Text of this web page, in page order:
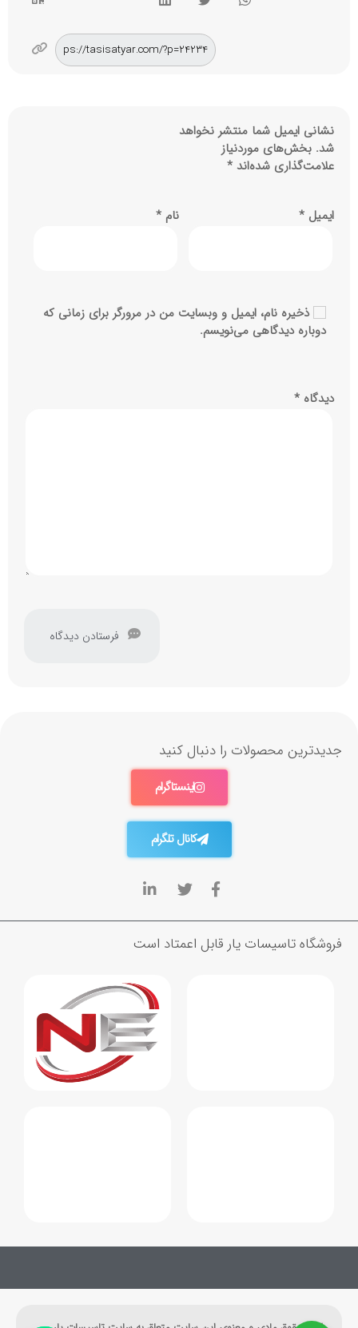
نشانی ایمیل شما منتشر نخواهد
شد. بخش‌های موردنیاز
علامت‌گذاری شده‌اند *
نام * ایمیل *
ذخیره نام، ایمیل و وبسایت من در مرورگر برای زمانی که
دوباره دیدگاهی می‌نویسم.
دیدگاه *
جدیدترین محصولات را دنبال کنید
اینستاگرام
کانال تلگرام
فروشگاه تاسیسات یار قابل اعمتاد است